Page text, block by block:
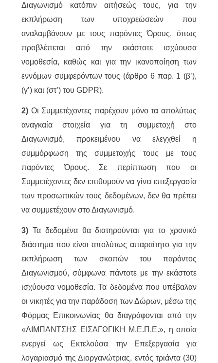
Διαγωνισμό κατόπιν αιτήσεώς τους, για την
εκπλήρωση των υποχρεώσεών που
αναλαμβάνουν με τους παρόντες Όρους, όπως
προβλέπεται από την εκάστοτε ισχύουσα
νομοθεσία, καθώς και για την ικανοποίηση των
εννόμων συμφερόντων τους (άρθρο 6 παρ. 1 (β’),
(γ’) και (στ’) του GDPR).
2) Οι Συμμετέχοντες παρέχουν μόνο τα απολύτως
αναγκαία στοιχεία για τη συμμετοχή στο
Διαγωνισμό, προκειμένου να ελεγχθεί η
συμμόρφωση της συμμετοχής τους με τους
παρόντες Όρους. Σε περίπτωση που οι
Συμμετέχοντες δεν επιθυμούν να γίνει επεξεργασία
των προσωπικών τους δεδομένων, δεν θα πρέπει
να συμμετέχουν στο Διαγωνισμό.
3) Τα δεδομένα θα διατηρούνται για το χρονικό
διάστημα που είναι απολύτως απαραίτητο για την
εκπλήρωση των σκοπών του παρόντος
Διαγωνισμού, σύμφωνα πάντοτε με την εκάστοτε
ισχύουσα νομοθεσία. Τα δεδομένα που υπέβαλαν
οι νικητές για την παράδοση των Δώρων, μέσω της
Φόρμας Επικοινωνίας θα διαγράφονται από την
«ΛΙΜΠΑΝΤΣΗΣ ΕΙΣΑΓΩΓΙΚΗ Μ.Ε.Π.Ε.», η οποία
ενεργεί ως Εκτελούσα την Επεξεργασία για
λογαριασμό της Διοργανώτριας, εντός τριάντα (30)